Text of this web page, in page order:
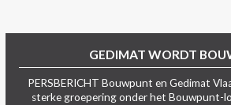
GEDIMAT WORDT
PERSBERICHT Bouwpunt en Gedimat
sterke groepering onder het Bouwpunt-